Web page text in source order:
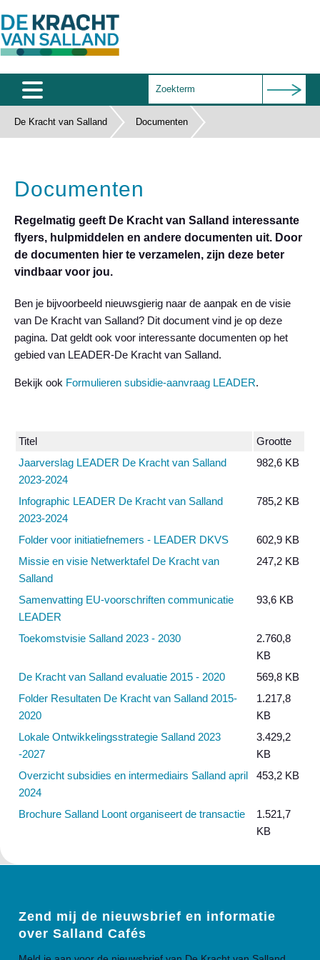
Home
Salland Café
Wie zijn wij
Documenten
Contact
De Kracht van Salland Documenten
Documenten
Regelmatig geeft De Kracht van Salland interessante
flyers, hulpmiddelen en andere documenten uit. Door
de documenten hier te verzamelen, zijn deze beter
vindbaar voor jou.
Ben je bijvoorbeeld nieuwsgierig naar de aanpak en de visie
van De Kracht van Salland? Dit document vind je op deze
pagina. Dat geldt ook voor interessante documenten op het
gebied van LEADER-De Kracht van Salland.
Bekijk ook Formulieren subsidie-aanvraag LEADER.
Titel
Grootte
Jaarverslag LEADER De Kracht van Salland
2023-2024
982,6 KB
Infographic LEADER De Kracht van Salland
2023-2024
785,2 KB
Folder voor initiatiefnemers - LEADER DKVS
602,9 KB
Missie en visie Netwerktafel De Kracht van
Salland
247,2 KB
Samenvatting EU-voorschriften communicatie
LEADER
93,6 KB
Toekomstvisie Salland 2023 - 2030
2.760,8
KB
De Kracht van Salland evaluatie 2015 - 2020
569,8 KB
Folder Resultaten De Kracht van Salland 2015-
2020
1.217,8
KB
Lokale Ontwikkelingsstrategie Salland 2023
-2027
3.429,2
KB
Overzicht subsidies en intermediairs Salland april
2024
453,2 KB
Brochure Salland Loont organiseert de transactie
1.521,7
KB
Zend mij de nieuwsbrief en informatie
over Salland Cafés